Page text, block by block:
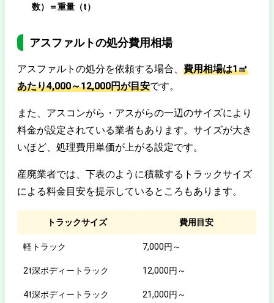
数）＝重量（t）
アスファルトの処分費用相場
アスファルトの処分を依頼する場合、 費用相場は1㎥
あたり4,000～12,000円が目安です。
また、アスコンがら・アスがらの一辺のサイズにより
料金が設定されている業者もあります。サイズが大き
いほど、処理費用単価が上がる設定です。
産廃業者では、下表のように積載するトラックサイズ
による料金目安を提示しているところもあります。
トラックサイズ 費用目安
軽トラック 7,000円～
2t深ボディートラック 12,000円～
4t深ボディートラック 21,000円～